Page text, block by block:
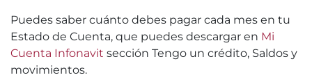
Puedes saber cuánto debes pagar cada mes en tu
Estado de Cuenta, que puedes descargar en Mi
Cuenta Infonavit sección Tengo un crédito, Saldos y
movimientos.